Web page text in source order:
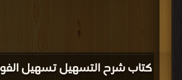
كتاب شرح التسهيل تسهيل